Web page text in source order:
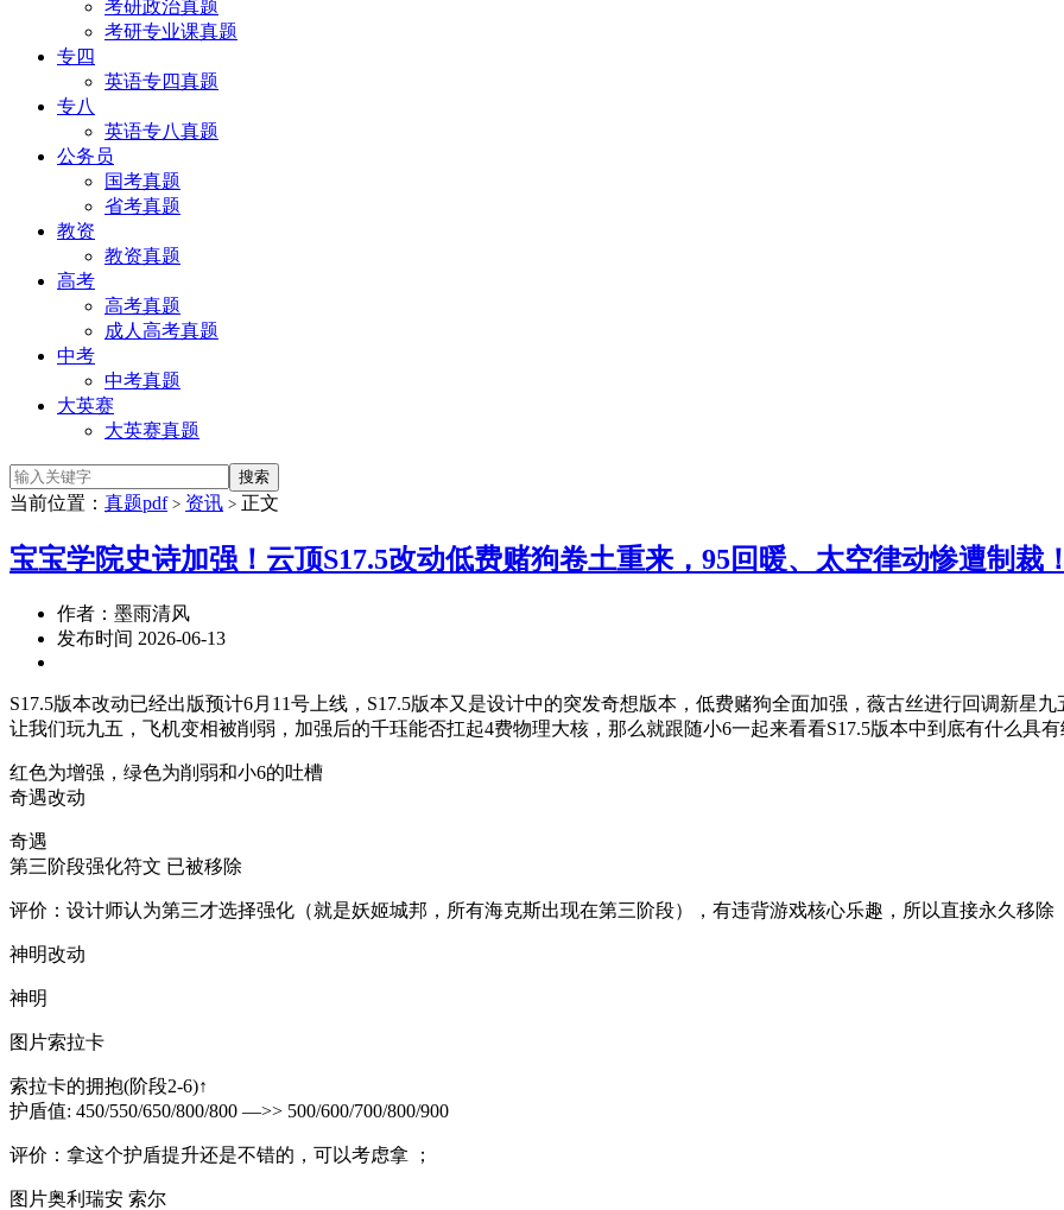
考研政治真题
考研专业课真题
专四
英语专四真题
专八
英语专八真题
公务员
国考真题
省考真题
教资
教资真题
高考
高考真题
成人高考真题
中考
中考真题
大英赛
大英赛真题
当前位置： 真题pdf > 资讯 > 正文
宝宝学院史诗加强！云顶S17.5改动低费赌狗卷土重来，95回暖、太空律动惨遭制裁！
作者：墨雨清风
发布时间 2026-06-13
S17.5版本改动已经出版预计6月11号上线，S17.5版本又是设计中的突发奇想版本，低费赌狗全面加强，薇古丝进行回调新星
让我们玩九五，飞机变相被削弱，加强后的千珏能否扛起4费物理大核，那么就跟随小6一起来看看S17.5版本中到底有什么具
红色为增强，绿色为削弱和小6的吐槽
奇遇改动
奇遇
第三阶段强化符文 已被移除
评价：设计师认为第三才选择强化（就是妖姬城邦，所有海克斯出现在第三阶段），有违背游戏核心乐趣，所以直接永久移除
神明改动
神明
图片索拉卡
索拉卡的拥抱(阶段2-6)↑
护盾值: 450/550/650/800/800 —>> 500/600/700/800/900
评价：拿这个护盾提升还是不错的，可以考虑拿 ；
图片奥利瑞安 索尔